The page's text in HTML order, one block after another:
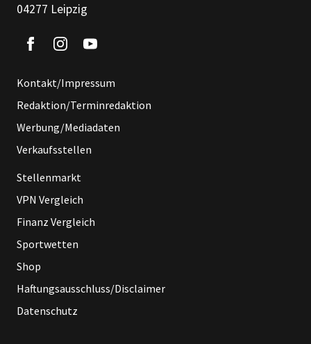
04277 Leipzig
Kontakt/Impressum
Redaktion/Terminredaktion
Werbung/Mediadaten
Verkaufsstellen
Stellenmarkt
VPN Vergleich
Finanz Vergleich
Sportwetten
Shop
Haftungsausschluss/Disclaimer
Datenschutz